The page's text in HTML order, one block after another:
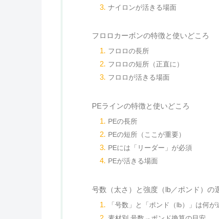
ナイロンが活きる場面
フロロカーボンの特徴と使いどころ
フロロの長所
フロロの短所（正直に）
フロロが活きる場面
PEラインの特徴と使いどころ
PEの長所
PEの短所（ここが重要）
PEには「リーダー」が必須
PEが活きる場面
号数（太さ）と強度（lb／ポンド）の
「号数」と「ポンド（lb）」は何が